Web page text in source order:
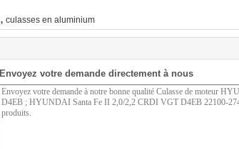
, culasses en aluminium
Envoyez votre demande directement à nous